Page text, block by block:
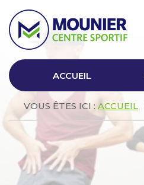
ACCUEIL
VOUS ÊTES ICI : ACCUEIL